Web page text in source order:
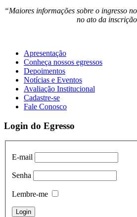
“Maiores informações sobre o ingresso
no ato da
Apresentação
Conheça nossos egressos
Depoimentos
Notícias e Eventos
Avaliação Institucional
Cadastre-se
Fale Conosco
Login do Egresso
E-mail
Senha
Lembre-me
Login